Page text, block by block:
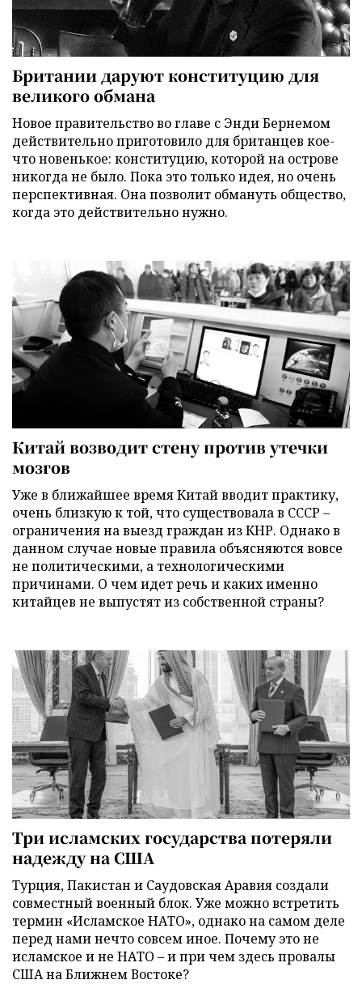
Британии даруют конституцию для
великого обмана
Новое правительство во главе с Энди Бернемом
действительно приготовило для британцев кое-
что новенькое: конституцию, которой на острове
никогда не было. Пока это только идея, но очень
перспективная. Она позволит обмануть общество,
когда это действительно нужно.
Китай возводит стену против утечки
мозгов
Уже в ближайшее время Китай вводит практику,
очень близкую к той, что существовала в СССР –
ограничения на выезд граждан из КНР. Однако в
данном случае новые правила объясняются вовсе
не политическими, а технологическими
причинами. О чем идет речь и каких именно
китайцев не выпустят из собственной страны?
Три исламских государства потеряли
надежду на США
Турция, Пакистан и Саудовская Аравия создали
совместный военный блок. Уже можно встретить
термин «Исламское НАТО», однако на самом деле
перед нами нечто совсем иное. Почему это не
исламское и не НАТО – и при чем здесь провалы
США на Ближнем Востоке?